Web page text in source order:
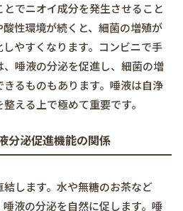
でニオイ成分を発生させること
性環境が続くと、細菌の増殖が
やすくなります。コンビニで手
唾液の分泌を促進し、細菌の増
るものもあります。唾液は自浄
える上で極めて重要です。
分泌促進機能の関係
します。水や無糖のお茶など
液の分泌を自然に促します。唾